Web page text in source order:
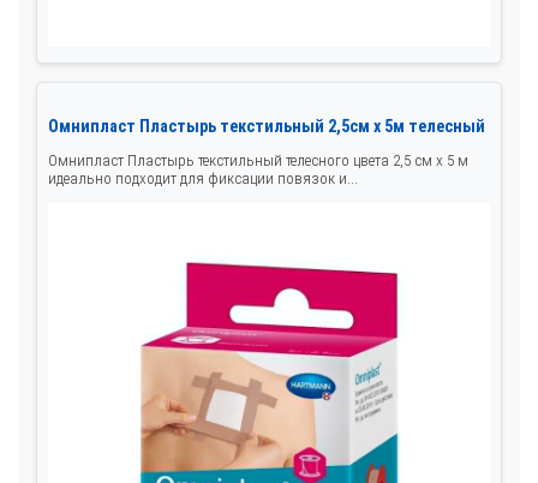
Омнипласт Пластырь текстильный 2,5см х 5м телесный
Омнипласт Пластырь текстильный телесного цвета 2,5 см х 5 м
идеально подходит для фиксации повязок и...